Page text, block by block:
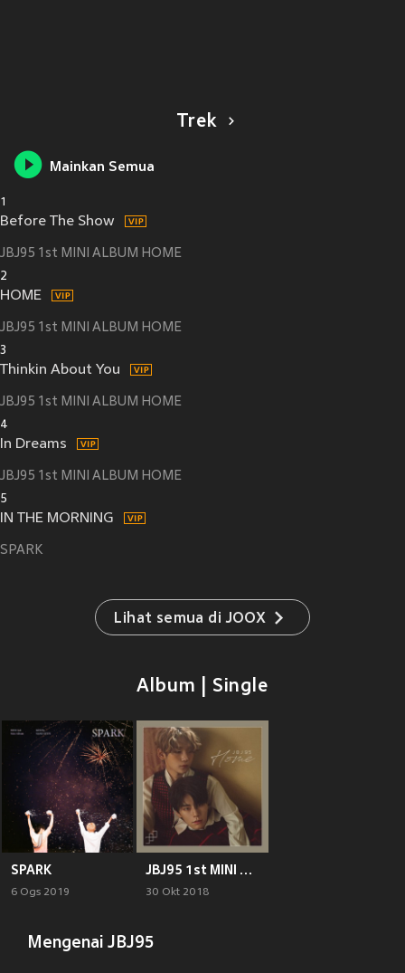
Trek
Mainkan Semua
1
Before The Show
JBJ95 1st MINI ALBUM HOME
2
HOME
JBJ95 1st MINI ALBUM HOME
3
Thinkin About You
JBJ95 1st MINI ALBUM HOME
4
In Dreams
JBJ95 1st MINI ALBUM HOME
5
IN THE MORNING
SPARK
Lihat semua di JOOX
Album | Single
SPARK
6 Ogs 2019
JBJ95 1st MINI ALBUM HOME
30 Okt 2018
Mengenai JBJ95